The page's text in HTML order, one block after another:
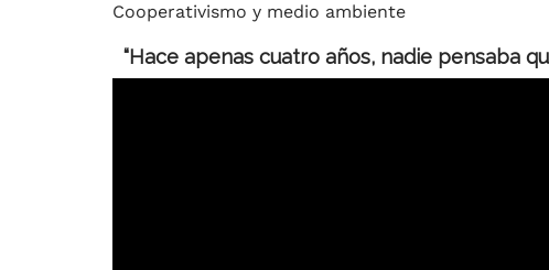
Cooperativismo y medio ambiente
“Hace apenas cuatro años, nadie pensaba